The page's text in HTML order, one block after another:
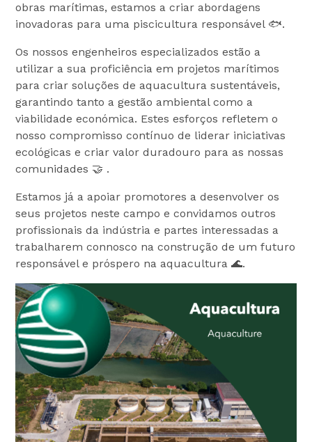
obras marítimas, estamos a criar abordagens
inovadoras para uma piscicultura responsável 🐟.
Os nossos engenheiros especializados estão a
utilizar a sua proficiência em projetos marítimos
para criar soluções de aquacultura sustentáveis,
garantindo tanto a gestão ambiental como a
viabilidade económica. Estes esforços refletem o
nosso compromisso contínuo de liderar iniciativas
ecológicas e criar valor duradouro para as nossas
comunidades 🤝 .
Estamos já a apoiar promotores a desenvolver os
seus projetos neste campo e convidamos outros
profissionais da indústria e partes interessadas a
trabalharem connosco na construção de um futuro
responsável e próspero na aquacultura 🌊.